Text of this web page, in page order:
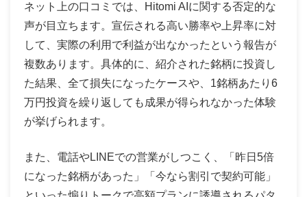
ネット上の口コミでは、Hitomi AIに関する否定的な
声が目立ちます。宣伝される高い勝率や上昇率に対
して、実際の利用で利益が出なかったという報告が
複数あります。具体的に、紹介された銘柄に投資し
た結果、全て損失になったケースや、1銘柄あたり6
万円投資を繰り返しても成果が得られなかった体験
が挙げられます。
また、電話やLINEでの営業がしつこく、「昨日5倍
になった銘柄があった」「今なら割引で契約可能」